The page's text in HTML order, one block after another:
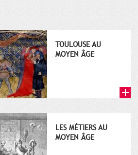
TOULOUSE AU
MOYEN ÂGE
LES MÉTIERS AU
MOYEN ÂGE